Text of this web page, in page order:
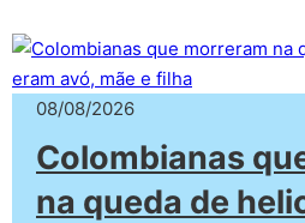
08/08/2026
Colombianas
na queda de